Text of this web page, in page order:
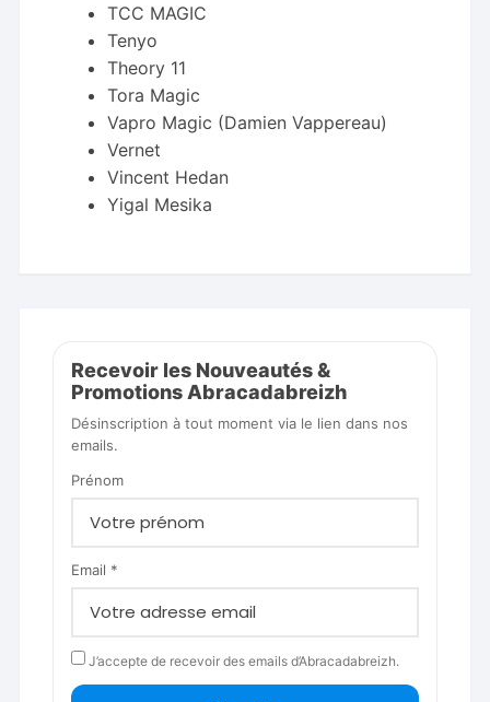
TCC MAGIC
Tenyo
Theory 11
Tora Magic
Vapro Magic (Damien Vappereau)
Vernet
Vincent Hedan
Yigal Mesika
Recevoir les Nouveautés &
Promotions Abracadabreizh
Désinscription à tout moment via le lien dans nos
emails.
Prénom
Email *
J’accepte de recevoir des emails d’Abracadabreizh.